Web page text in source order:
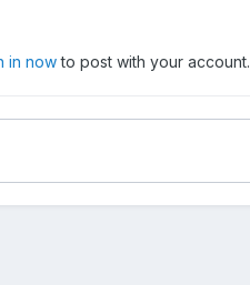
in nowto post with your account.